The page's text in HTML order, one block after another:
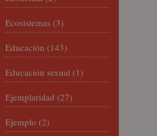
Ecosistemas (3)
Educación (143)
Educación sexual (1)
Ejemplaridad (27)
Ejemplo (2)